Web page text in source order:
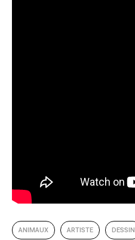
ANIMAUX ARTISTE DESSIN